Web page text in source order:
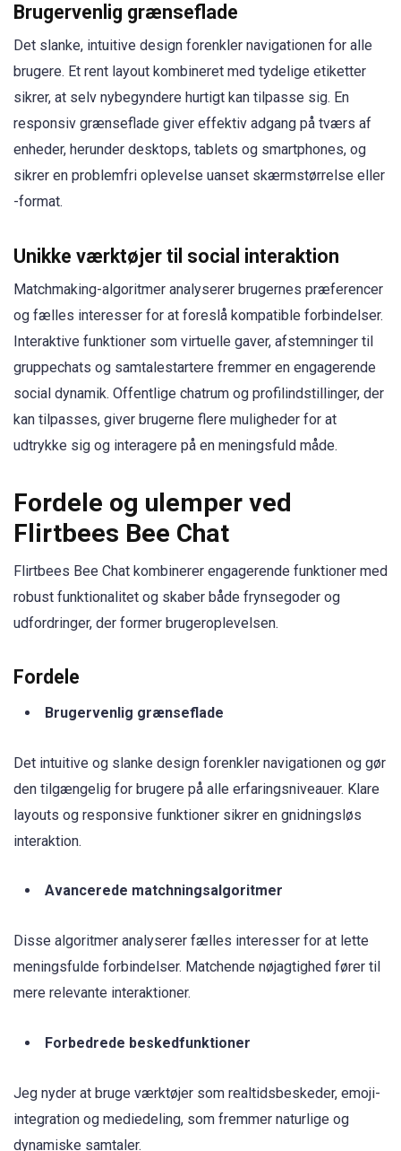
Brugervenlig grænseflade
Det slanke, intuitive design forenkler navigationen for alle
brugere. Et rent layout kombineret med tydelige etiketter
sikrer, at selv nybegyndere hurtigt kan tilpasse sig. En
responsiv grænseflade giver effektiv adgang på tværs af
enheder, herunder desktops, tablets og smartphones, og
sikrer en problemfri oplevelse uanset skærmstørrelse eller
-format.
Unikke værktøjer til social interaktion
Matchmaking-algoritmer analyserer brugernes præferencer
og fælles interesser for at foreslå kompatible forbindelser.
Interaktive funktioner som virtuelle gaver, afstemninger til
gruppechats og samtalestartere fremmer en engagerende
social dynamik. Offentlige chatrum og profilindstillinger, der
kan tilpasses, giver brugerne flere muligheder for at
udtrykke sig og interagere på en meningsfuld måde.
Fordele og ulemper ved
Flirtbees Bee Chat
Flirtbees Bee Chat kombinerer engagerende funktioner med
robust funktionalitet og skaber både frynsegoder og
udfordringer, der former brugeroplevelsen.
Fordele
Brugervenlig grænseflade
Det intuitive og slanke design forenkler navigationen og gør
den tilgængelig for brugere på alle erfaringsniveauer. Klare
layouts og responsive funktioner sikrer en gnidningsløs
interaktion.
Avancerede matchningsalgoritmer
Disse algoritmer analyserer fælles interesser for at lette
meningsfulde forbindelser. Matchende nøjagtighed fører til
mere relevante interaktioner.
Forbedrede beskedfunktioner
Jeg nyder at bruge værktøjer som realtidsbeskeder, emoji-
integration og mediedeling, som fremmer naturlige og
dynamiske samtaler.